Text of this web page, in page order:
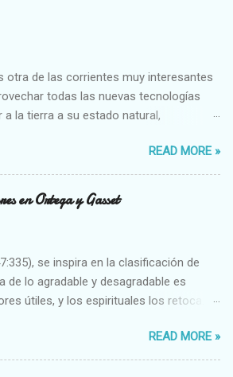
otra de las corrientes muy interesantes
todas las nuevas tecnologías
a la tierra a su estado natural,
READ MORE »
en Ortega y Gasset
se inspira en la clasificación de
de lo agradable y desagradable es
útiles, y los espirituales los retoca.
2 VITALES Sano-Enfermo Selecto-
Fuerte-Débil,etc. 3 ESPIRITUALES a)
READ MORE »